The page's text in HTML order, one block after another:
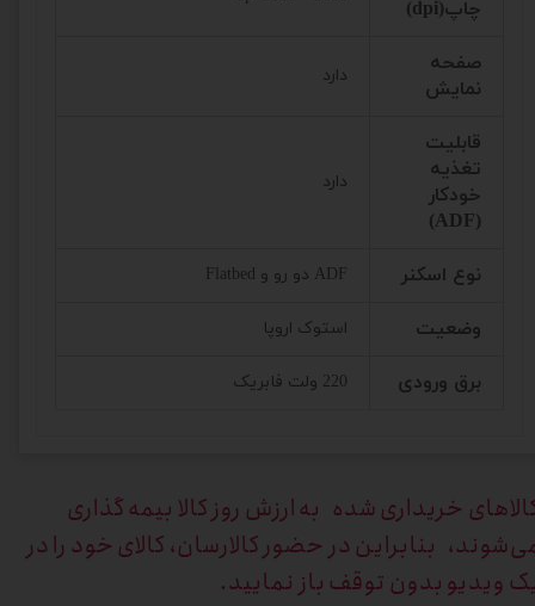
چاپ(dpi)
صفحه
نمایش
دارد
قابلیت
تغذیه
خودکار
(ADF)
دارد
نوع اسکنر ADF دو رو و Flatbed
وضعیت استوک اروپا
برق ورودی 220 ولت فابریک
خریداریشده به ارزش روز کالا بیمه گذاری
بنابراین در حضور کالارسان، کالای خود را در
ویدیو بدون توقف باز نمایید.